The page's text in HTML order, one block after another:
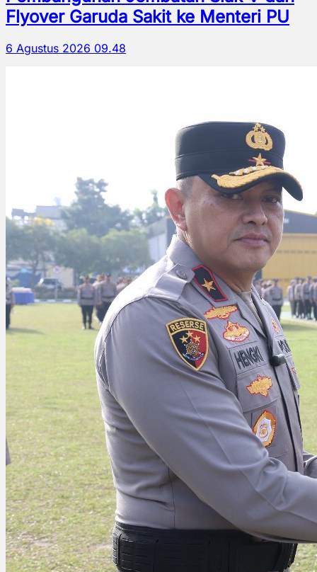
Flyover Garuda Sakit ke Menteri PU
6 Agustus 2026 09.48